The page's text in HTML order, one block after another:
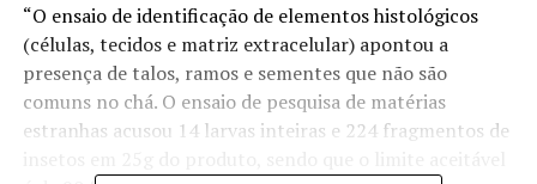
“O ensaio de identificação de elementos histológicos
(células, tecidos e matriz extracelular) apontou a
presença de talos, ramos e sementes que não são
comuns no chá. O ensaio de pesquisa de matérias
estranhas acusou 14 larvas inteiras e 224 fragmentos de